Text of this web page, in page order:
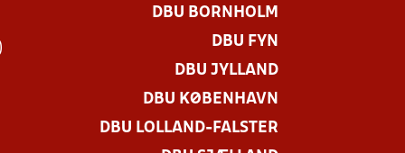
DBU BORNHOLM
DBU FYN
DBU JYLLAND
DBU KØBENHAVN
DBU LOLLAND-FALSTER